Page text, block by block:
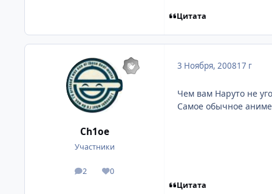
Цитата
Ch1oe
Участники
2
посты 0
Репутация
3 Ноября, 200817 г
Чем вам Наруто не
Самое обычное
Цитата